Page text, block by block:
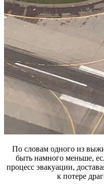
По словам одного из
быть намного меньше,
процесс эвакуации,
к потере